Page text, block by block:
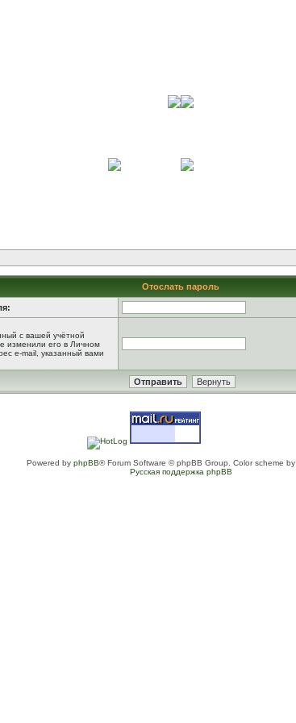
Отослать пароль
с вашей учётной
изменили его в Личном
e-mail, указанный вами
Powered by phpBB® Forum Software © phpBB Group. Color scheme by
Русская поддержка phpBB